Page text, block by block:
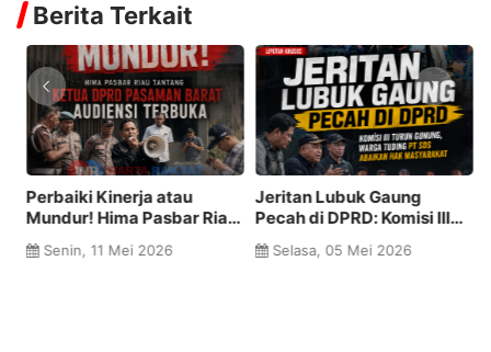
Berita Terkait
Perbaiki Kinerja atau
Mundur! Hima Pasbar Riau
Tantang Ketua DPRD
Pasaman Barat Audiensi
Senin, 11 Mei 2026
Jeritan Lubuk Gaung
Pecah di DPRD: Komisi III
Turun Gunung, Warga
Tuding PT SDS Abaikan
Selasa, 05 Mei 2026